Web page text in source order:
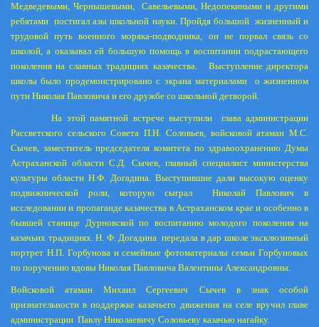
Медведевыми, Чернышевыми,
Савельевыми, Недопекиными и другими
ребятами постигал азы школьной науки. Пройдя большой жизненный и
трудовой путь военного моряка-подводника, он не порвал связь со
школой, а оказывал ей большую помощь в воспитании подрастающего
поколения на славных традициях казачества.
Выступление директора
школы было продемонстрировано с экрана материалами
о жизненном
пути Николая Павловича и его дружбе со школьной детворой.
На этой памятной встрече выступили
глава администрации
Рассветского сельского Совета П.Н. Соловьев, войсковой атаман М.С.
Сычев, заместитель председателя комитета по здравоохранению Думы
Астраханской области С.Д. Сычев, главный специалист министерства
культуры области Н.Ф. Догадина. Выступившие дали высокую оценку
подвижнической роли, которую сыграл
Николай Павлович в
исследовании и пропаганде казачества в Астраханском крае и особенно в
бывшей станице Дурновской по воспитанию молодого поколения на
казачьих традициях. Н. Ф. Догадина передала в дар школе эксклюзивный
портрет Н.П. Горбунова и семейные фотоматериалы семьи Горбуновых
по поручению вдовы Николая Павловича Валентины Александровны.
Войсковой атаман Михаил Сергеевич Сычев в знак особой
признательности в поддержке казачьего движения на селе вручил главе
администрации Павлу Николаевичу Соловьеву казачью нагайку.